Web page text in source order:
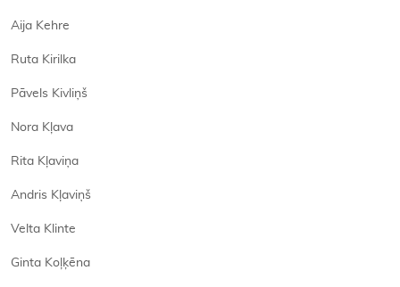
Aija Kehre
Ruta Kirilka
Pāvels Kivliņš
Nora Kļava
Rita Kļaviņa
Andris Kļaviņš
Velta Klinte
Ginta Koļķēna